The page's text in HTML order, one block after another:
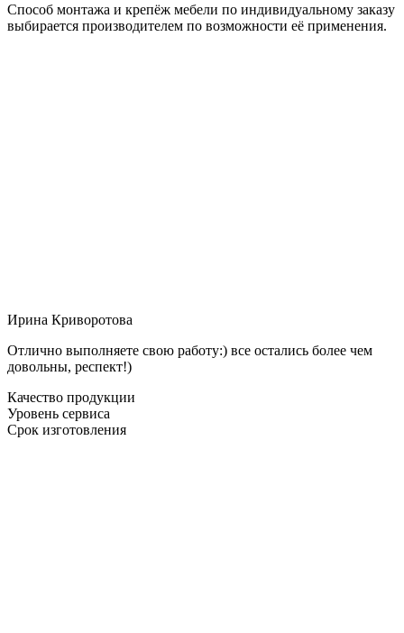
Способ монтажа и крепёж мебели по индивидуальному заказу
выбирается производителем по возможности её применения.
Ирина Криворотова
Отлично выполняете свою работу:) все остались более чем
довольны, респект!)
Качество продукции
Уровень сервиса
Срок изготовления